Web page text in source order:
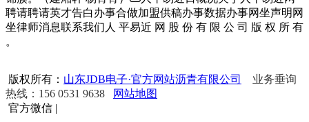
聘请聘请英才告白办事合做加盟供稿办事数据办事网坐声明网
坐律师消息联系我们人 平易近 网 股 份 有 限 公 司 版 权 所 有
。
版权所有： 山东JDB电子·官方网站沥青有限公司
业务垂询
热线：156 0531 9638
网站地图
官方微信 |